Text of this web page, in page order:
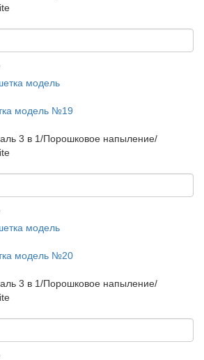
модель №19
3 в 1/Порошковое напыление/
модель №20
3 в 1/Порошковое напыление/